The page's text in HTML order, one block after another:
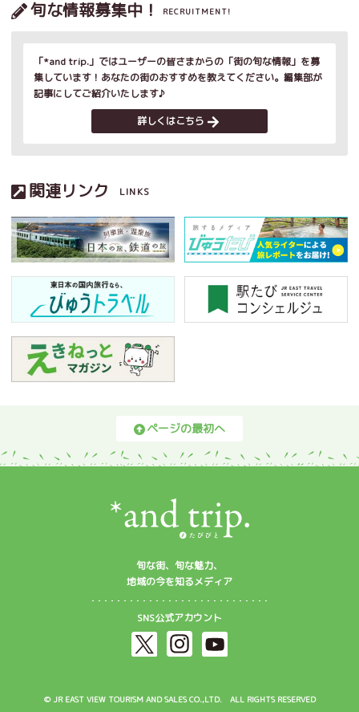
旬な情報募集中！ RECRUITMENT!
「*and trip.」ではユーザーの皆さまからの「街の旬な情報」を募
集しています！あなたの街のおすすめを教えてください。編集部が
記事にしてご紹介いたします♪
詳しくはこちら
関連リンク LINKS
ページの最初へ
旬な街、旬な魅力、
地域の今を知るメディア
SNS公式アカウント
© JR EAST VIEW TOURISM AND SALES CO.,LTD. ALL RIGHTS RESERVED